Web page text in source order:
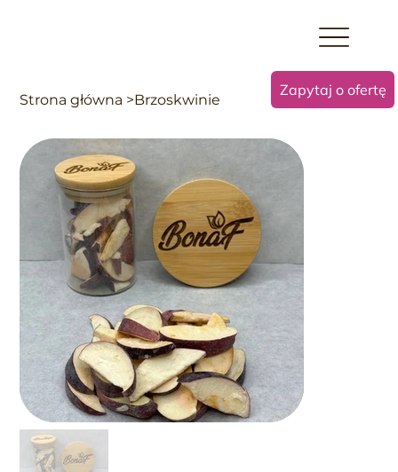
Strona główna >Brzoskwinie
Zapytaj o ofertę